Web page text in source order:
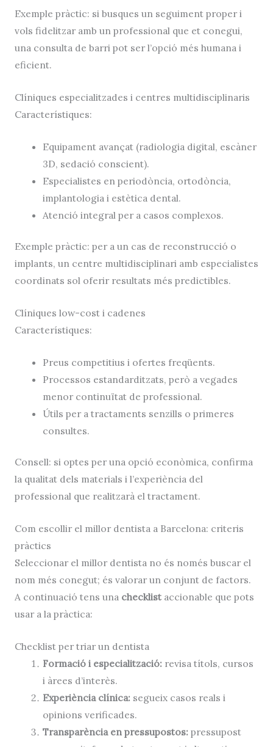
Exemple pràctic: si busques un seguiment proper i
vols fidelitzar amb un professional que et conegui,
una consulta de barri pot ser l’opció més humana i
eficient.
Clíniques especialitzades i centres multidisciplinaris
Característiques:
Equipament avançat (radiologia digital, escàner
3D, sedació conscient).
Especialistes en periodòncia, ortodòncia,
implantologia i estètica dental.
Atenció integral per a casos complexos.
Exemple pràctic: per a un cas de reconstrucció o
implants, un centre multidisciplinari amb especialistes
coordinats sol oferir resultats més predictibles.
Clíniques low-cost i cadenes
Característiques:
Preus competitius i ofertes freqüents.
Processos estandarditzats, però a vegades
menor continuïtat de professional.
Útils per a tractaments senzills o primeres
consultes.
Consell: si optes per una opció econòmica, confirma
la qualitat dels materials i l’experiència del
professional que realitzarà el tractament.
Com escollir el millor dentista a Barcelona: criteris
pràctics
Seleccionar el millor dentista no és només buscar el
nom més conegut; és valorar un conjunt de factors.
A continuació tens una checklistaccionable que pots
usar a la pràctica:
Checklist per triar un dentista
Formació i especialització: revisa títols, cursos
i àrees d’interès.
Experiència clínica: segueix casos reals i
opinions verificades.
Transparència en pressupostos: pressupost